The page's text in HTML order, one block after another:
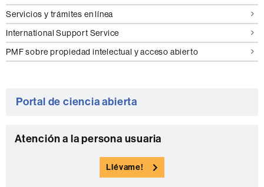
Servicios y trámites en línea
International Support Service
PMF sobre propiedad intelectual y acceso abierto
Portal de ciencia abierta
C
Atención a la persona usuaria
Llévame!